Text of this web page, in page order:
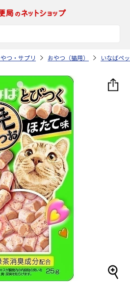
つ・サプリ おやつ（猫用） いなばペ